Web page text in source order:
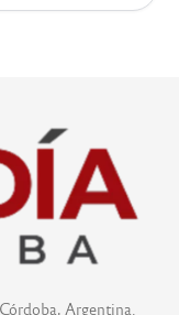
Argentina.